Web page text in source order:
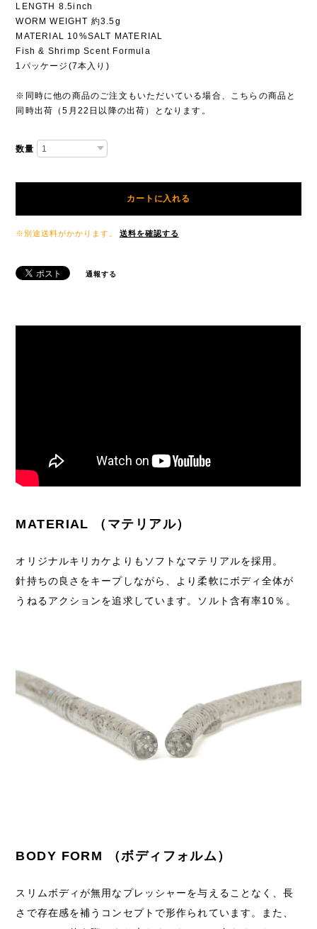
LENGTH 8.5inch
WORM WEIGHT 約3.5g
MATERIAL 10%SALT MATERIAL
Fish & Shrimp Scent Formula
1パッケージ(7本入り)
※同時に他の商品のご注文もいただいている場合、こちらの商品と
同時出荷（5月22日以降の出荷）となります。
数量
カートに入れる
※別途送料がかかります。 送料を確認する
通報する
MATERIAL （マテリアル）
オリジナルキリカケよりもソフトなマテリアルを採用。
針持ちの良さをキープしながら、より柔軟にボディ全体が
うねるアクションを追求しています。ソルト含有率10％。
BODY FORM （ボディフォルム）
スリムボディが無用なプレッシャーを与えることなく、長
さで存在感を補うコンセプトで形作られています。また、